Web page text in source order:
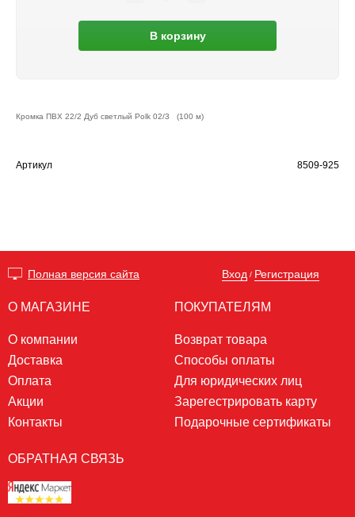
В корзину
Кромка ПВХ 22/2 Дуб светлый Polk 02/3 (100 м)
Артикул 8509-925
Полная версия сайта Вход / Регистрация
О МАГАЗИНЕ
О компании
Доставка
Оплата
Акции
Контакты
ПОКУПАТЕЛЯМ
Возврат товара
Способы оплаты
Для юридических лиц
Зарегестрировать карту
Подарочные сертификаты
ОБРАТНАЯ СВЯЗЬ